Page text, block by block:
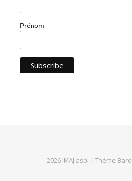
Prénom
2026 IMAJ asbl | Thème